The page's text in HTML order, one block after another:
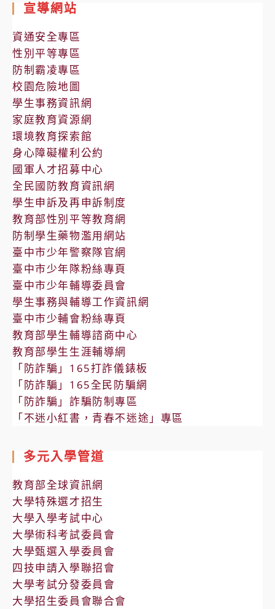
公
告
宣導網站
資通安全專區
性別平等專區
防制霸凌專區
校園危險地圖
學生事務資訊網
家庭教育資源網
環境教育探索館
身心障礙權利公約
國軍人才招募中心
全民國防教育資訊網
學生申訴及再申訴制度
教育部性別平等教育網
防制學生藥物濫用網站
臺中市少年警察隊官網
臺中市少年隊粉絲專頁
臺中市少年輔導委員會
學生事務與輔導工作資訊網
臺中市少輔會粉絲專頁
教育部學生輔導諮商中心
教育部學生生涯輔導網
「防詐騙」165打詐儀錶板
「防詐騙」165全民防騙網
「防詐騙」詐騙防制專區
「不迷小紅書，青春不迷途」專區
多元入學管道
教育部全球資訊網
大學特殊選才招生
大學入學考試中心
大學術科考試委員會
大學甄選入學委員會
四技申請入學聯招會
大學考試分發委員會
大學招生委員會聯合會